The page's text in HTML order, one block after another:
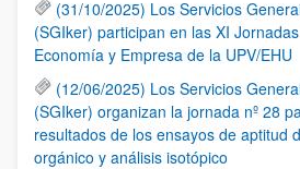
(31/10/2025) Los Servicios
(SGIker) participan en las XI
Economía y Empresa de la UPV/EHU
(12/06/2025) Los Servicios
(SGIker) organizan la jornada nº 28
resultados de los ensayos de aptitud
orgánico y análisis isotópico